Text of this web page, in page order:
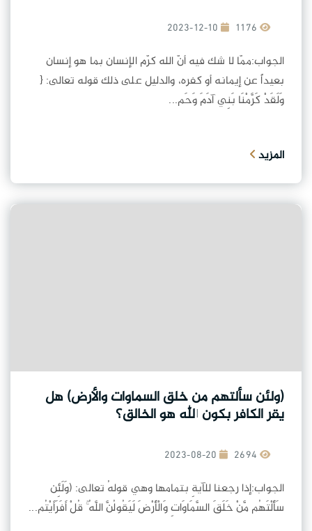
2023-12-10
الجواب:ممّا لا شك فيه أنّ الله كرّم الإنسان بما هو إنسان
بعيداً عن إيمانه أو كفره، والدليل على ذلك قوله تعالى: {
وَلَقَدْ كَرَّمْنَا بَنِي آدَمَ وَحَم...
المزيد
(ولئن سألتهم من خلق السماوات والأرض) هل
يقر الكافر بكون الله هو الخالق؟
2023-08-20
الجواب:إذا رجعنا للآيةِ بتمامها وهي قولهُ تعالى: (وَلَئِن
سَأَلْتَهُم مَّنْ خَلَقَ السَّمَاوَاتِ وَالْأَرْضَ لَيَقُولُنَّ اللَّهُ ۚ قُلْ أَفَرَأَيْتُم...